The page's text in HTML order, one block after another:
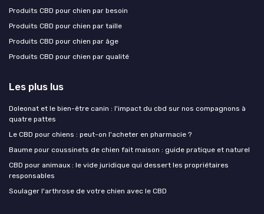
Produits CBD pour chien par besoin
Produits CBD pour chien par taille
Produits CBD pour chien par âge
Produits CBD pour chien par qualité
Les plus lus
Doleonat et le bien-être canin : l'impact du cbd sur nos compagnons à
quatre pattes
Le CBD pour chiens : peut-on l'acheter en pharmacie ?
Baume pour coussinets de chien fait maison : guide pratique et naturel
CBD pour animaux : le vide juridique qui dessert les propriétaires
responsables
Soulager l'arthrose de votre chien avec le CBD